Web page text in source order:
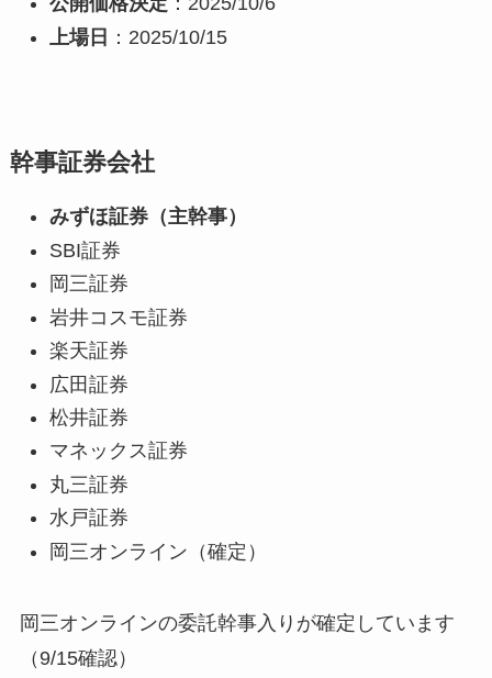
上場日 ：2025/10/15
幹事証券会社
みずほ証券（主幹事）
SBI証券
岡三証券
岩井コスモ証券
楽天証券
広田証券
松井証券
マネックス証券
丸三証券
水戸証券
岡三オンライン（確定）
岡三オンラインの委託幹事入りが確定しています
（9/15確認）